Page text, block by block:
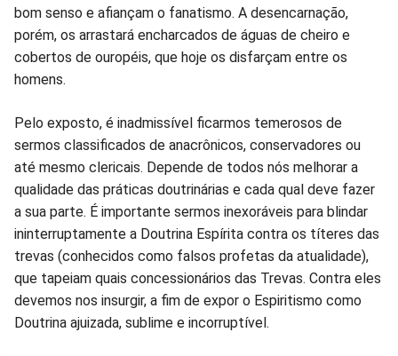
bom senso e afiançam o fanatismo. A desencarnação,
porém, os arrastará encharcados de águas de cheiro e
cobertos de ouropéis, que hoje os disfarçam entre os
homens.
Pelo exposto, é inadmissível ficarmos temerosos de
sermos classificados de anacrônicos, conservadores ou
até mesmo clericais. Depende de todos nós melhorar a
qualidade das práticas doutrinárias e cada qual deve fazer
a sua parte. É importante sermos inexoráveis para blindar
ininterruptamente a Doutrina Espírita contra os títeres das
trevas (conhecidos como falsos profetas da atualidade),
que tapeiam quais concessionários das Trevas. Contra eles
devemos nos insurgir, a fim de expor o Espiritismo como
Doutrina ajuizada, sublime e incorruptível.